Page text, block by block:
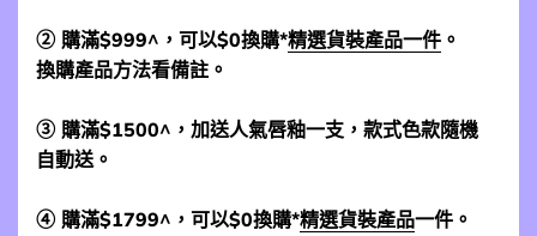
② 購滿$999^，可以$0換購*精選貨裝產品一件 。
換購產品方法看備註。
③ 購滿$1500^，加送人氣唇釉一支，款式色款隨機
自動送。
④ 購滿$1799^，可以$0換購*精選貨裝產品一件。